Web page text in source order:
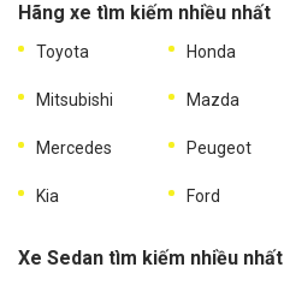
Hãng xe tìm kiếm nhiều nhất
Toyota Honda
Mitsubishi Mazda
Mercedes Peugeot
Kia Ford
Xe Sedan tìm kiếm nhiều nhất